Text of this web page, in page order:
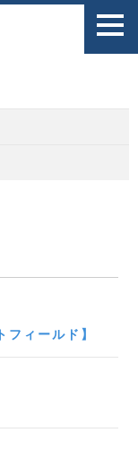
ィールド】